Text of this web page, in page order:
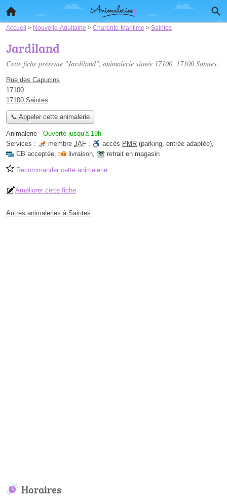
Accueil > Nouvelle-Aquitaine > Charente-Maritime > Saintes
Jardiland
Cette fiche présente "Jardiland", animalerie située 17100, 17100 Saintes.
Rue des Capucins
17100
17100 Saintes
📞 Appeler cette animalerie
Animalerie - Ouverte jusqu'à 19h
Services :
membre JAF , accès PMR (parking, entrée adaptée),
CB acceptée, livraison, retrait en magasin
Recommander cette animalerie
Améliorer cette fiche
Autres animaleries à Saintes
Horaires